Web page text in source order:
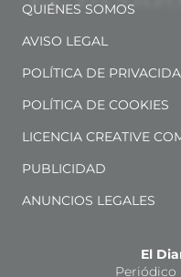
QUIÉNES SOMOS
AVISO LEGAL
POLÍTICA DE
POLÍTICA DE COOKIES
LICENCIA CREATIVE
PUBLICIDAD
ANUNCIOS LEGALES
El
Periódico